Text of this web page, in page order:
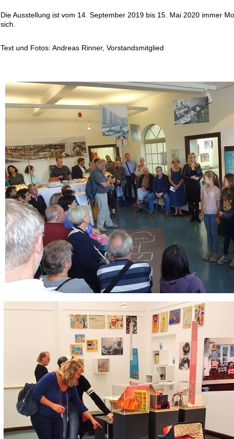
Die Ausstellung ist vom 14. September 2019 bis 15. Mai 2020 immer
sich.
Text und Fotos: Andreas Rinner, Vorstandsmitglied